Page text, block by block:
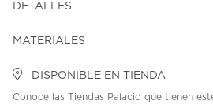
DETALLES
MATERIALES
DISPONIBLE EN TIENDA
Conoce las Tiendas Palacio que tienen